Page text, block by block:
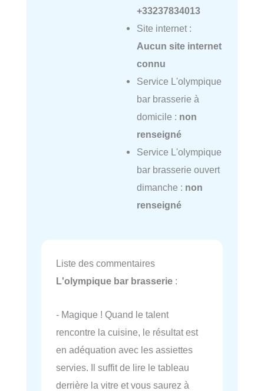
+33237834013
Site internet :
Aucun site internet
connu
Service L'olympique
bar brasserie à
domicile : non
renseigné
Service L'olympique
bar brasserie ouvert
dimanche : non
renseigné
Liste des commentaires
L'olympique bar brasserie :
- Magique ! Quand le talent
rencontre la cuisine, le résultat est
en adéquation avec les assiettes
servies. Il suffit de lire le tableau
derrière la vitre et vous saurez à